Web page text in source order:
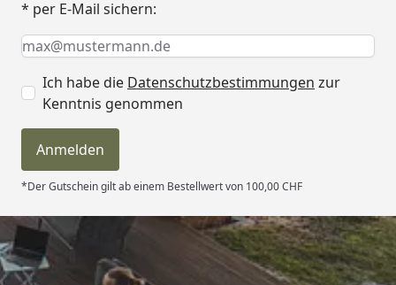
* per E-Mail sichern:
Keine Eingabe erforderlich
Eingabe erforderlich
E-Mail *
Ich habe die Datenschutzbestimmungen zur
Kenntnis genommen
Anmelden
*Der Gutschein gilt ab einem Bestellwert von 100,00 CHF